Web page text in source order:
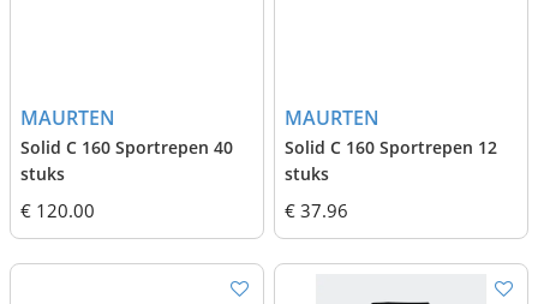
MAURTEN
Solid C 160 Sportrepen 40
stuks
€ 120.00
MAURTEN
Solid C 160 Sportrepen 12
stuks
€ 37.96